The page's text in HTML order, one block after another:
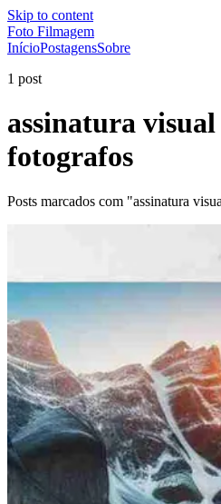
Skip to content
Foto Filmagem
InícioPostagensSobre
1 post
assinatura
fotografos
Posts marcados com "assinatura